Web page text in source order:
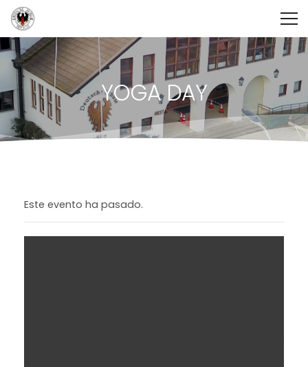
YOGA DAY
Este evento ha pasado.